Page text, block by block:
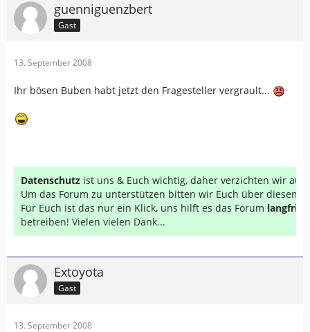
guenniguenzbert
Gast
13. September 2008
Ihr bösen Buben habt jetzt den Fragesteller vergrault...
Datenschutz ist uns & Euch wichtig, daher verzichten wir auf
Um das Forum zu unterstützen bitten wir Euch über diesen
Für Euch ist das nur ein Klick, uns hilft es das Forum
betreiben! Vielen vielen Dank...
Extoyota
Gast
13. September 2008